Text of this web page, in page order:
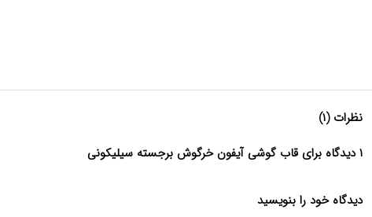
نظرات (۱)
۱ دیدگاه برای قاب گوشی آیفون خرگوش برجسته سیلیکونی
دیدگاه خود را بنویسید